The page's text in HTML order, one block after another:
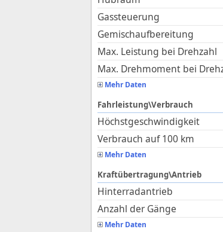
Gassteuerung
Gemischaufbereitung
Max. Leistung bei Drehzahl
Max. Drehmoment bei
Mehr Daten
Fahrleistung\Verbrauch
Höchstgeschwindigkeit
Verbrauch auf 100 km
Mehr Daten
Kraftübertragung\Antrieb
Hinterradantrieb
Anzahl der Gänge
Mehr Daten